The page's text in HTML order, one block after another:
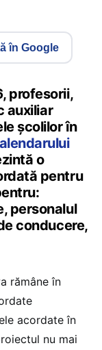
în Google
profesorii,
auxiliar
școlilor în
o
pentru
personalul
conducere,
rămâne în
acordate în
nu mai